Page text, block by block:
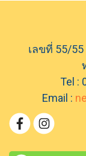
เลขที่ 55/
Tel :
Email :